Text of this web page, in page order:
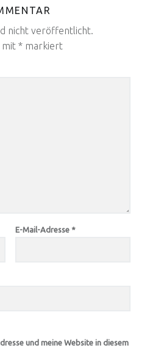
nicht veröffentlicht.
mit *markiert
E-Mail-Adresse *
und meine Website in diesem